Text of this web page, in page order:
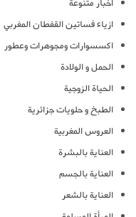
أخبار متنوعة
ازياء فساتين القفطان المغربي
اكسسوارات ومجوهرات وعطور
الحمل و الولادة
الحياة الزوجية
الطبخ و حلويات جزائرية
العروس المغربية
العناية بالبشرة
العناية بالجسم
العناية بالشعر